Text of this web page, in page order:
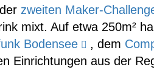
zweiten Maker-
mixt. Auf etwa 250m²
Bodensee , dem
Einrichtungen aus der